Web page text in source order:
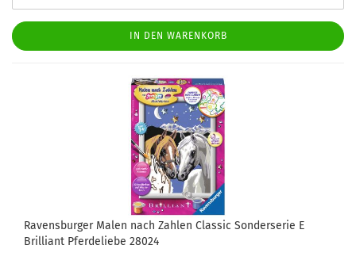
IN DEN WARENKORB
Ravensburger Malen nach Zahlen Classic Sonderserie E
Brilliant Pferdeliebe 28024